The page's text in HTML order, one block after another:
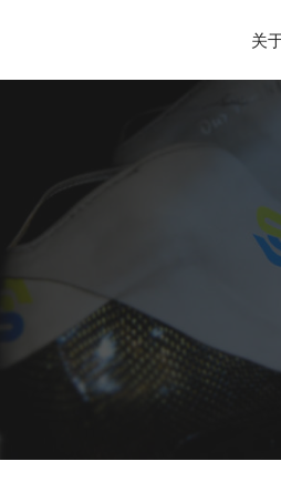
关